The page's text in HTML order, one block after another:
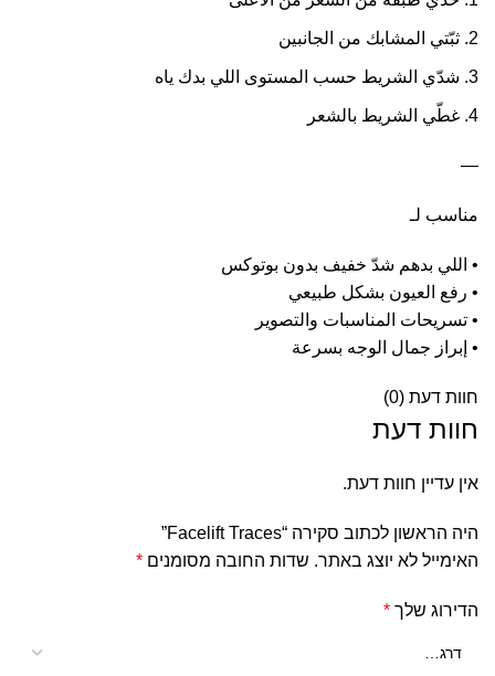
ثبّتي المشابك من الجانبين
شدّي الشريط حسب المستوى اللي بدك ياه
غطّي الشريط بالشعر
—
مناسب لـ
• اللي بدهم شدّ خفيف بدون بوتوكس
• رفع العيون بشكل طبيعي
• تسريحات المناسبات والتصوير
• إبراز جمال الوجه بسرعة
חוות דעת (0)
חוות דעת
אין עדיין חוות דעת.
היה הראשון לכתוב סקירה “Facelift Traces”
האימייל לא יוצג באתר. שדות החובה מסומנים *
הדירוג שלך *